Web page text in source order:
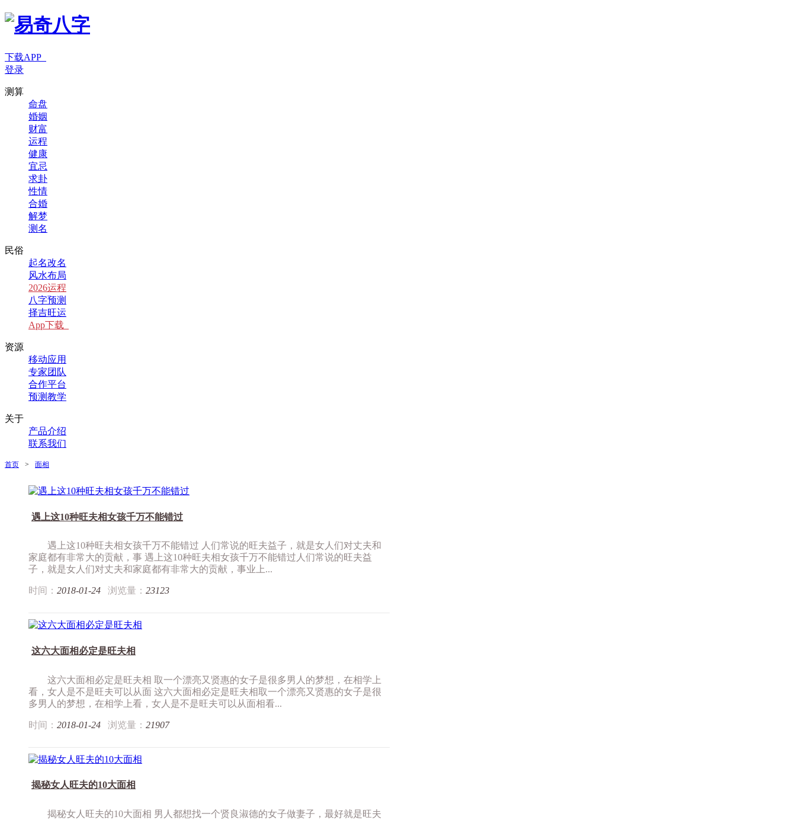
下载APP
登录
测算
命盘
婚姻
财富
运程
健康
宜忌
求卦
性情
合婚
解梦
测名
民俗
起名改名
风水布局
2026运程
八字预测
择吉旺运
App下载
资源
移动应用
专家团队
合作平台
预测教学
关于
产品介绍
联系我们
首页 > 面相
遇上这10种旺夫相女孩千万不能错过
遇上这10种旺夫相女孩千万不能错过 人们常说的旺夫益子，就是女人们对丈夫和
家庭都有非常大的贡献，事 遇上这10种旺夫相女孩千万不能错过人们常说的旺夫益
子，就是女人们对丈夫和家庭都有非常大的贡献，事业上...
时间： 2018-01-24 浏览量： 23123
这六大面相必定是旺夫相
这六大面相必定是旺夫相 取一个漂亮又贤惠的女子是很多男人的梦想，在相学上
看，女人是不是旺夫可以从面 这六大面相必定是旺夫相取一个漂亮又贤惠的女子是很
多男人的梦想，在相学上看，女人是不是旺夫可以从面相看...
时间： 2018-01-24 浏览量： 21907
揭秘女人旺夫的10大面相
揭秘女人旺夫的10大面相 男人都想找一个贤良淑德的女子做妻子，最好就是旺夫